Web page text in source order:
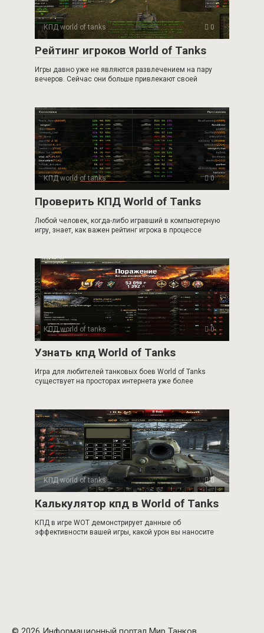
КПД world of tanks 0
Рейтинг игроков World of Tanks
Игры давно уже не являются развлечением на пару
вечеров. Сейчас они больше привлекают своей
КПД world of tanks 0
Проверить КПД World of Tanks
Любой человек, когда-либо игравший в компьютерную
игру, знает, как важен рейтинг игрока в процессе
КПД world of tanks 0
Узнать кпд World of Tanks
Игра для любителей танковых боев World of Tanks
существует на просторах интернета уже более
КПД world of tanks 0
Калькулятор кпд в World of Tanks
КПД в игре WOT демонстрирует данные об
эффективности вашей игры, какой урон вы наносите